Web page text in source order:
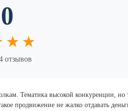
отзывов
Тематика высокой конкуренции,
продвижение не жалко отдавать